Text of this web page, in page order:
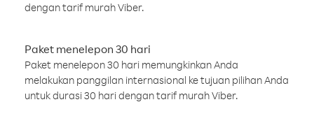
dengan tarif murah Viber.
Paket menelepon 30 hari
Paket menelepon 30 hari memungkinkan Anda
melakukan panggilan internasional ke tujuan pilihan Anda
untuk durasi 30 hari dengan tarif murah Viber.